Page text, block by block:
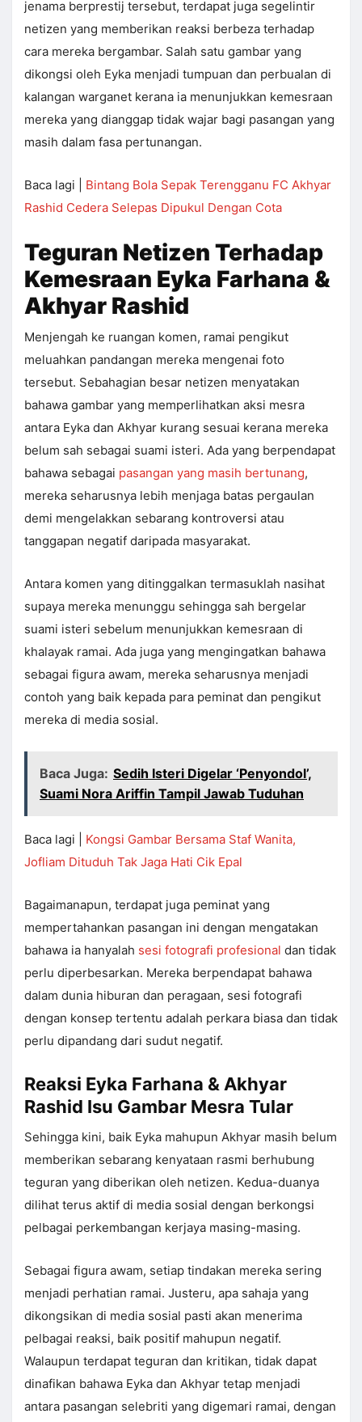
jenama berprestij tersebut, terdapat juga segelintir
netizen yang memberikan reaksi berbeza terhadap
cara mereka bergambar. Salah satu gambar yang
dikongsi oleh Eyka menjadi tumpuan dan perbualan di
kalangan warganet kerana ia menunjukkan kemesraan
mereka yang dianggap tidak wajar bagi pasangan yang
masih dalam fasa pertunangan.
Baca lagi | Bintang Bola Sepak Terengganu FC Akhyar
Rashid Cedera Selepas Dipukul Dengan Cota
Teguran Netizen Terhadap
Kemesraan Eyka Farhana &
Akhyar Rashid
Menjengah ke ruangan komen, ramai pengikut
meluahkan pandangan mereka mengenai foto
tersebut. Sebahagian besar netizen menyatakan
bahawa gambar yang memperlihatkan aksi mesra
antara Eyka dan Akhyar kurang sesuai kerana mereka
belum sah sebagai suami isteri. Ada yang berpendapat
bahawa sebagai pasangan yang masih bertunang,
mereka seharusnya lebih menjaga batas pergaulan
demi mengelakkan sebarang kontroversi atau
tanggapan negatif daripada masyarakat.
Antara komen yang ditinggalkan termasuklah nasihat
supaya mereka menunggu sehingga sah bergelar
suami isteri sebelum menunjukkan kemesraan di
khalayak ramai. Ada juga yang mengingatkan bahawa
sebagai figura awam, mereka seharusnya menjadi
contoh yang baik kepada para peminat dan pengikut
mereka di media sosial.
Baca Juga: Sedih Isteri Digelar ‘Penyondol’,
Suami Nora Ariffin Tampil Jawab Tuduhan
Baca lagi | Kongsi Gambar Bersama Staf Wanita,
Jofliam Dituduh Tak Jaga Hati Cik Epal
Bagaimanapun, terdapat juga peminat yang
mempertahankan pasangan ini dengan mengatakan
bahawa ia hanyalah sesi fotografi profesional dan tidak
perlu diperbesarkan. Mereka berpendapat bahawa
dalam dunia hiburan dan peragaan, sesi fotografi
dengan konsep tertentu adalah perkara biasa dan tidak
perlu dipandang dari sudut negatif.
Reaksi Eyka Farhana & Akhyar
Rashid Isu Gambar Mesra Tular
Sehingga kini, baik Eyka mahupun Akhyar masih belum
memberikan sebarang kenyataan rasmi berhubung
teguran yang diberikan oleh netizen. Kedua-duanya
dilihat terus aktif di media sosial dengan berkongsi
pelbagai perkembangan kerjaya masing-masing.
Sebagai figura awam, setiap tindakan mereka sering
menjadi perhatian ramai. Justeru, apa sahaja yang
dikongsikan di media sosial pasti akan menerima
pelbagai reaksi, baik positif mahupun negatif.
Walaupun terdapat teguran dan kritikan, tidak dapat
dinafikan bahawa Eyka dan Akhyar tetap menjadi
antara pasangan selebriti yang digemari ramai, dengan